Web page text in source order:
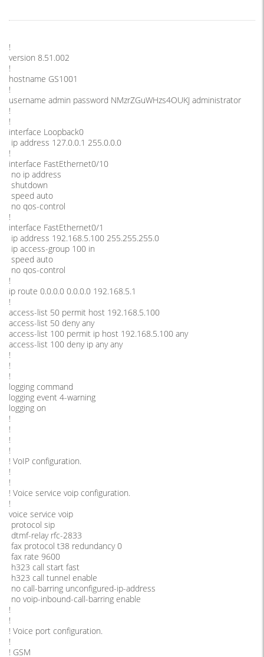
!
version 8.51.002
!
hostname GS1001
!
username admin password NMzrZGuWHzs4OUKJ administrator
!
!
interface Loopback0
ip address 127.0.0.1 255.0.0.0
!
interface FastEthernet0/10
no ip address
shutdown
speed auto
no qos-control
!
interface FastEthernet0/1
ip address 192.168.5.100 255.255.255.0
ip access-group 100 in
speed auto
no qos-control
!
ip route 0.0.0.0 0.0.0.0 192.168.5.1
!
access-list 50 permit host 192.168.5.100
access-list 50 deny any
access-list 100 permit ip host 192.168.5.100 any
access-list 100 deny ip any any
!
!
!
logging command
logging event 4-warning
logging on
!
!
!
!
! VoIP configuration.
!
!
! Voice service voip configuration.
!
voice service voip
protocol sip
dtmf-relay rfc-2833
fax protocol t38 redundancy 0
fax rate 9600
h323 call start fast
h323 call tunnel enable
no call-barring unconfigured-ip-address
no voip-inbound-call-barring enable
!
!
! Voice port configuration.
!
! GSM